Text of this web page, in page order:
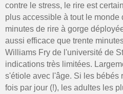
contre le stress, le rire est
plus accessible à tout le
minutes de rire à gorge
aussi efficace que trente
Williams Fry de l'université de
indications très limitées.
s'étiole avec l'âge. Si les bébés
fois par jour (!), les adultes les